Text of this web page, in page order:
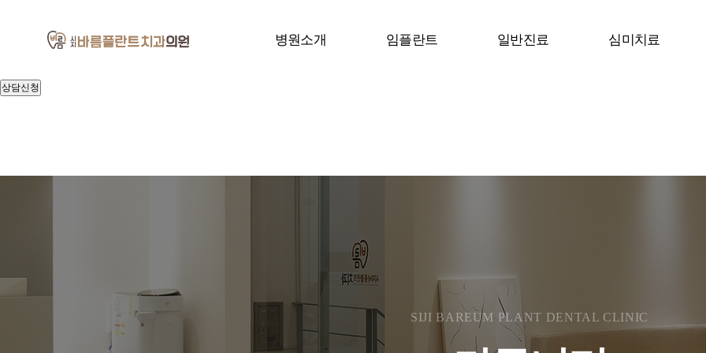
개인정보처리방침
및 이용약관
상담신청
병원소개 임플란트 일반진료 심미치료
SIJI BAREUM PLANT DENTAL CLINIC